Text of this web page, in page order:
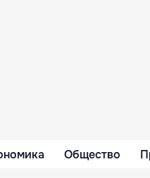
Общество